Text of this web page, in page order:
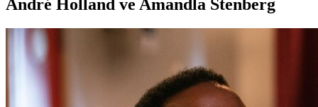
André Holland ve Amandla Stenberg